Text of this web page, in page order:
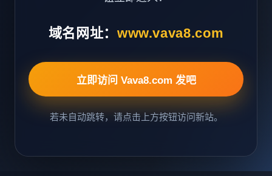
域名网址： www.vava8.com
立即访问 Vava8.com 发吧
若未自动跳转，请点击上方按钮访问新站。